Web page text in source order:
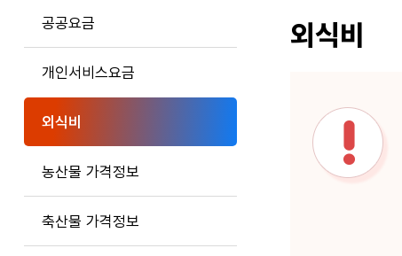
공공요금
개인서비스요금
외식비
농산물 가격정보
축산물 가격정보
외식비